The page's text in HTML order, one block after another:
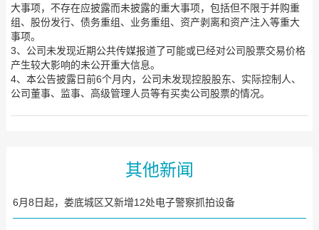
大事项，不存在应披露而未披露的重大事项，包括但不限于并购重
组、股份发行、债务重组、业务重组、资产剥离和资产注入等重大
事项。
3、公司未发现近期公共传媒报道了可能或已经对公司股票交易价格
产生较大影响的未公开重大信息。
4、本公告披露日前6个月内，公司未发现控股股东、实际控制人、
公司董事、监事、高级管理人员等有买卖公司股票的情况。
其他新闻
6月8日起，娄底城区又新增12处电子警察抓拍设备